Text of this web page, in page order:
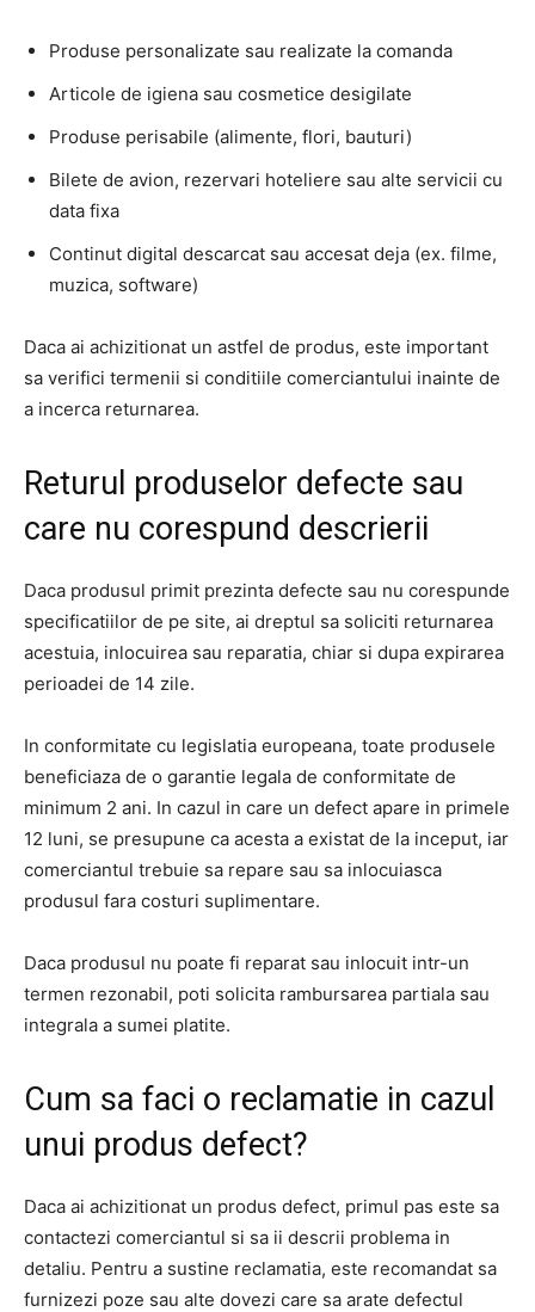
Produse personalizate sau realizate la comanda
Articole de igiena sau cosmetice desigilate
Produse perisabile (alimente, flori, bauturi)
Bilete de avion, rezervari hoteliere sau alte servicii cu
data fixa
Continut digital descarcat sau accesat deja (ex. filme,
muzica, software)
Daca ai achizitionat un astfel de produs, este important
sa verifici termenii si conditiile comerciantului inainte de
a incerca returnarea.
Returul produselor defecte sau
care nu corespund descrierii
Daca produsul primit prezinta defecte sau nu corespunde
specificatiilor de pe site, ai dreptul sa soliciti returnarea
acestuia, inlocuirea sau reparatia, chiar si dupa expirarea
perioadei de 14 zile.
In conformitate cu legislatia europeana, toate produsele
beneficiaza de o garantie legala de conformitate de
minimum 2 ani. In cazul in care un defect apare in primele
12 luni, se presupune ca acesta a existat de la inceput, iar
comerciantul trebuie sa repare sau sa inlocuiasca
produsul fara costuri suplimentare.
Daca produsul nu poate fi reparat sau inlocuit intr-un
termen rezonabil, poti solicita rambursarea partiala sau
integrala a sumei platite.
Cum sa faci o reclamatie in cazul
unui produs defect?
Daca ai achizitionat un produs defect, primul pas este sa
contactezi comerciantul si sa ii descrii problema in
detaliu. Pentru a sustine reclamatia, este recomandat sa
furnizezi poze sau alte dovezi care sa arate defectul